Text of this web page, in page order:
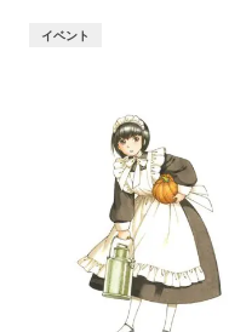
イベント